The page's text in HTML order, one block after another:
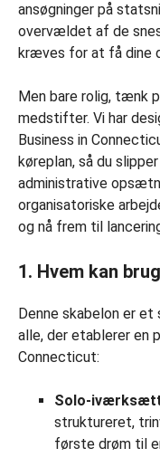
ansøgninger på
overvældet af de
kræves for at få dine
Men bare rolig, tænk
medstifter. Vi har
Business in
køreplan, så du
administrative
organisatoriske
og nå frem til
1. Hvem kan
Denne skabelon er
alle, der etablerer en
Connecticut:
Solo-
struktureret,
første drøm til